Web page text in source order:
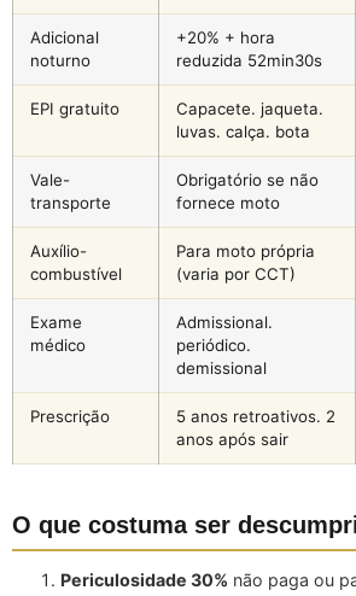
Adicional
noturno
+20% + hora
reduzida 52min30s
EPI gratuito
Capacete. jaqueta.
luvas. calça. bota
Vale-
transporte
Obrigatório se não
fornece moto
Auxílio-
combustível
Para moto própria
(varia por CCT)
Exame
médico
Admissional.
periódico.
demissional
Prescrição
5 anos retroativos. 2
anos após sair
O que costuma ser
Periculosidade 30% não paga ou